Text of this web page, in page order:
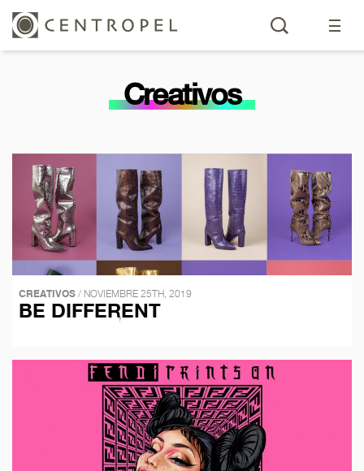
Creativos
CREATIVOS / NOVIEMBRE 25TH, 2019
BE DIFFERENT